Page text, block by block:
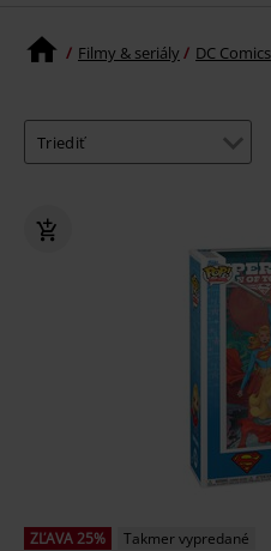
Filmy & seriály DC Comics
ZĽAVA 25%
Takmer vypredané